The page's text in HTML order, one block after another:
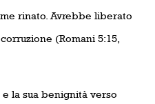
rinato. Avrebbe liberato
(Romani 5:15,
la sua benignità verso